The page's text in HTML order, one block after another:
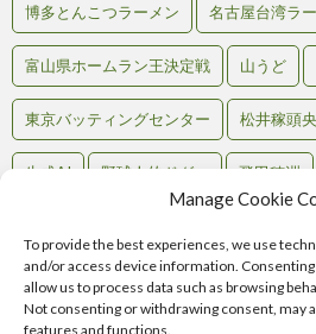
Manage Cookie
To provide the best experiences, we use
and/or access device information.
allow us to process data such as browsing
Not consenting or withdrawing consent, may
features and functions.
博多とんこつラーメン 名古屋台湾ラ
富山県ホームラン王決定戦 山うど
東京バッティングセンター 松井稼頭央
生成AI 野球人的ドグマ 飛田穂洲
Back to Top
RSS